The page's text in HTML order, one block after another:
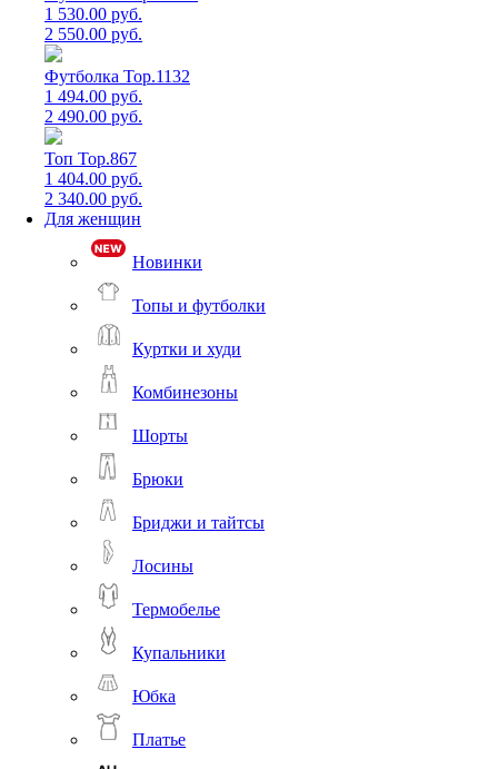
1 530.00 руб.
2 550.00 руб.
Футболка Top.1132
1 494.00 руб.
2 490.00 руб.
Топ Top.867
1 404.00 руб.
2 340.00 руб.
Для женщин
Новинки
Топы и футболки
Куртки и худи
Комбинезоны
Шорты
Брюки
Бриджи и тайтсы
Лосины
Термобелье
Купальники
Юбка
Платье